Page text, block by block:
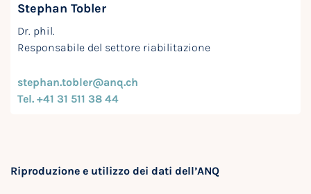
Stephan Tobler
Dr. phil.
Responsabile del settore riabilitazione
stephan.tobler@anq.ch
Tel. +41 31 511 38 44
Riproduzione e utilizzo dei dati dell’ANQ